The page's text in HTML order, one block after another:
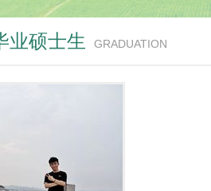
业硕士生 GRADUATION